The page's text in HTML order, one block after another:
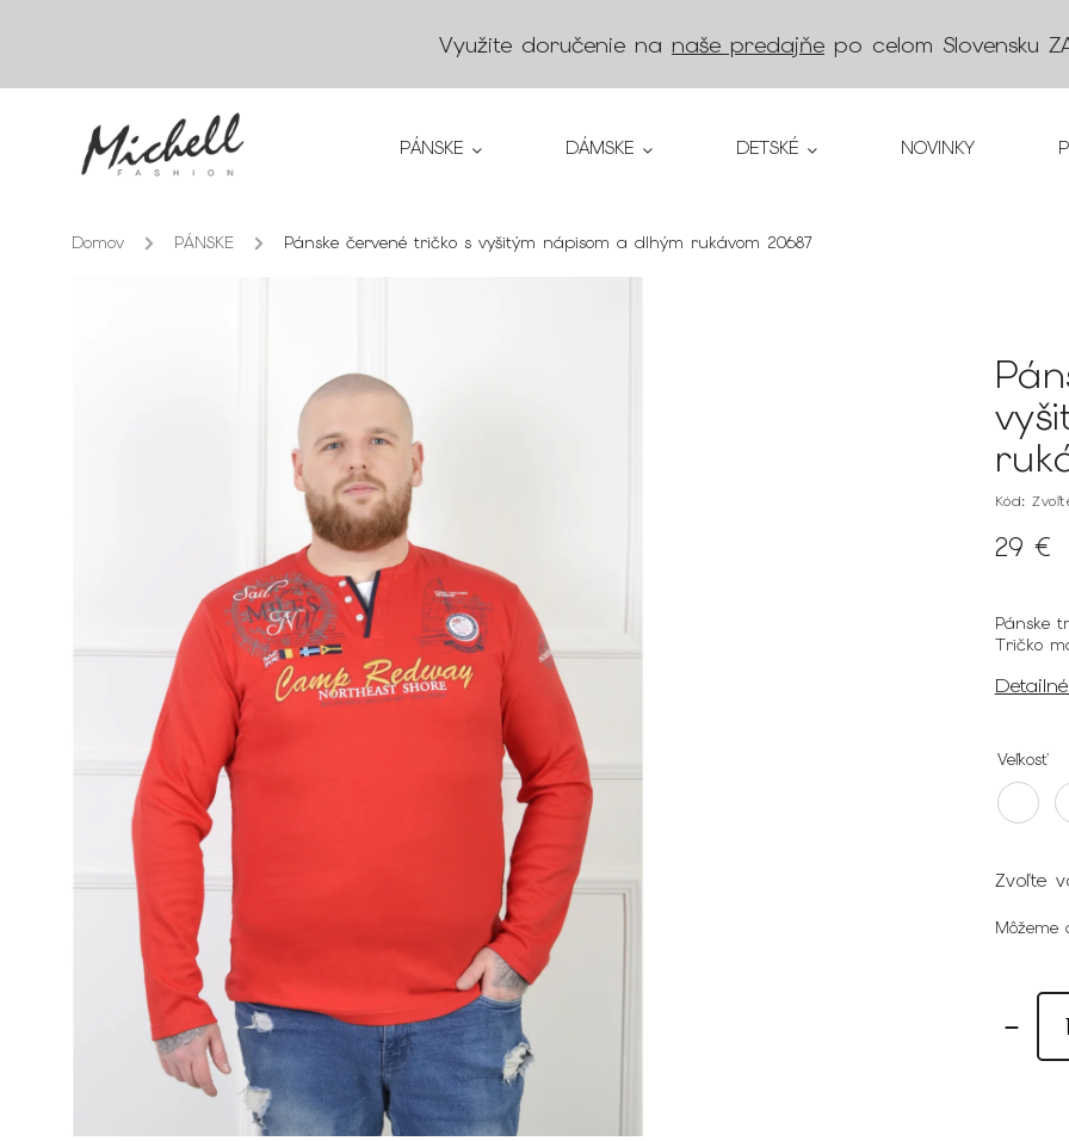
Využite doručenie na naše predajňe po celom Slovensku
PÁNSKE DÁMSKE DETSKÉ NOVINKY
Domov / PÁNSKE / Pánske červené tričko s vyšitým nápisom a dlhým rukávom 20687
Kód:
29 €
Pánske
Tričko
Veľkosť
Zvoľte
Môžeme